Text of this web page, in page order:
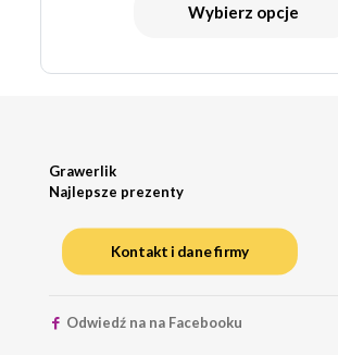
Wybierz opcje
Grawerlik
Najlepsze prezenty
Kontakt i dane firmy
Odwiedź na na Facebooku